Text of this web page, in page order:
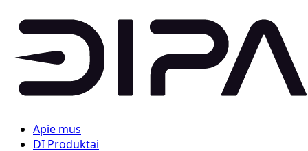
Apie mus
DI Produktai